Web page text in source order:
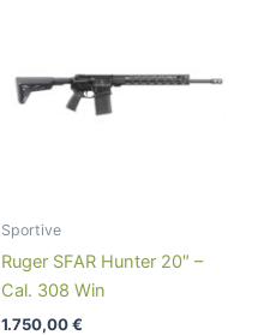
Sportive
Ruger SFAR Hunter 20″ –
Cal. 308 Win
1.750,00€